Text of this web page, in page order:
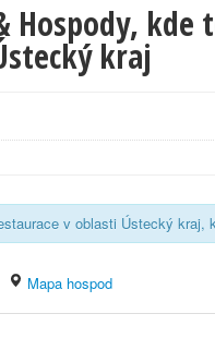
Hospody, kde
kraj
v oblasti Ústecký kraj,
Mapa hospod